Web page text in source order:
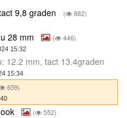
9,8 graden ( 882)
28 mm ( 446)
15:32
12.2 mm, tact 13.4graden
15:34
659)
( 552)